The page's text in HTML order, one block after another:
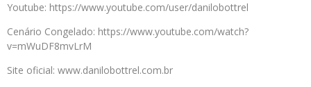
Youtube: https://www.youtube.com/user/danilobottrel
Cenário Congelado: https://www.youtube.com/watch?
v=mWuDF8mvLrM
Site oficial: www.danilobottrel.com.br